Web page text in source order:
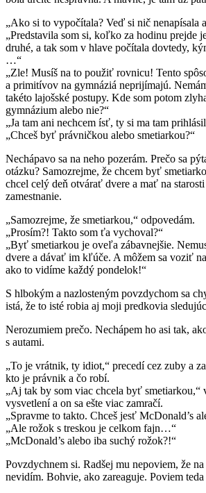
„Ako si to vypočítala? Veď si nič nenapísala
„Predstavila som si, koľko za hodinu prejde
druhé, a tak som v hlave počítala dovtedy,
…“
„Zle! Musíš na to použiť rovnicu! Tento
a primitívov na gymnáziá neprijímajú.
takéto lajošské postupy. Kde som potom
gymnázium alebo nie?“
„Ja tam ani nechcem ísť, ty si ma tam
„Chceš byť právničkou alebo smetiarkou?“
Nechápavo sa na neho pozerám. Prečo sa
otázku? Samozrejme, že chcem byť
chcel celý deň otvárať dvere a mať na
zamestnanie.
„Samozrejme, že smetiarkou,“ odpovedám.
„Prosím?! Takto som ťa vychoval?“
„Byť smetiarkou je oveľa zábavnejšie.
dvere a dávať im kľúče. A môžem sa voziť
ako to vidíme každý pondelok!“
S hlbokým a nazlosteným povzdychom sa
istá, že to isté robia aj moji predkovia
Nerozumiem prečo. Nechápem ho asi tak,
s autami.
„To je vrátnik, ty idiot,“ precedí cez zuby a
kto je právnik a čo robí.
„Aj tak by som viac chcela byť smetiarkou,“
vysvetlení a on sa ešte viac zamračí.
„Spravme to takto. Chceš jesť McDonald’s
„Ale rožok s treskou je celkom fajn…“
„McDonald’s alebo iba suchý rožok?!“
Povzdychnem si. Radšej mu nepoviem, že
nevidím. Bohvie, ako zareaguje. Poviem